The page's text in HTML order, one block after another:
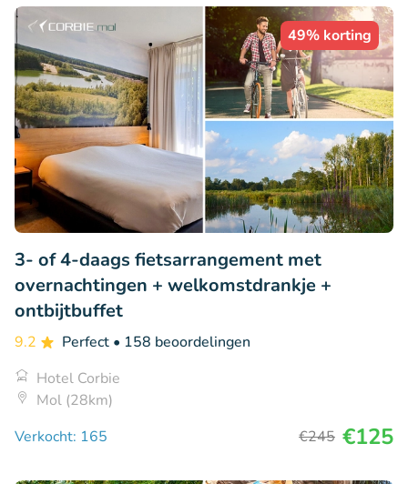
49% korting
3- of 4-daags fietsarrangement met
overnachtingen + welkomstdrankje +
ontbijtbuffet
9.2 Perfect • 158 beoordelingen
Hotel Corbie
Mol (28km)
Verkocht: 165
€245 €125